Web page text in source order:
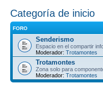
Categoría de inicio
FORO
Senderismo
Espacio en el compartir
Moderador: Trotamontes
Trotamontes
Zona solo para
Moderador: Trotamontes